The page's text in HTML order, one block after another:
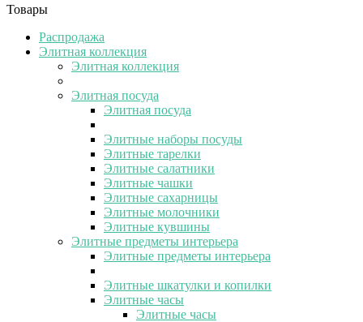
Товары
Распродажа
Элитная коллекция
Элитная коллекция
Элитная посуда
Элитная посуда
Элитные наборы посуды
Элитные тарелки
Элитные салатники
Элитные чашки
Элитные сахарницы
Элитные молочники
Элитные кувшины
Элитные предметы интерьера
Элитные предметы интерьера
Элитные шкатулки и копилки
Элитные часы
Элитные часы